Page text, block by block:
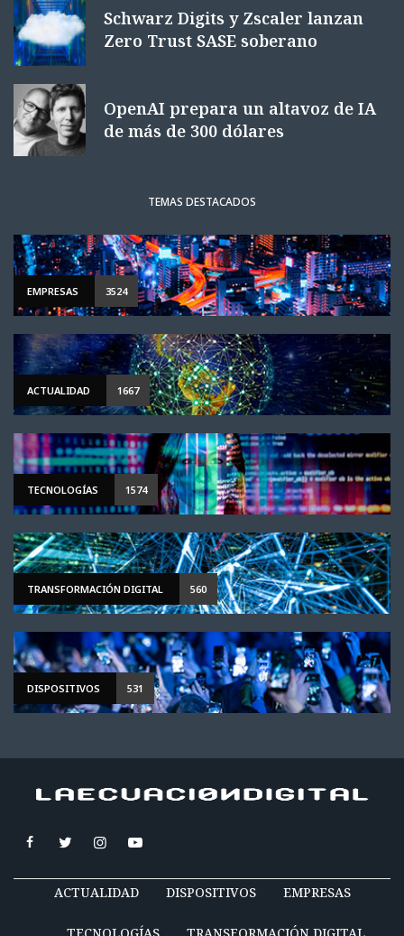
Schwarz Digits y Zscaler lanzan
Zero Trust SASE soberano
OpenAI prepara un altavoz de IA
de más de 300 dólares
TEMAS DESTACADOS
EMPRESAS 3524
ACTUALIDAD 1667
TECNOLOGÍAS 1574
TRANSFORMACIÓN DIGITAL 560
DISPOSITIVOS 531
ACTUALIDAD DISPOSITIVOS EMPRESAS